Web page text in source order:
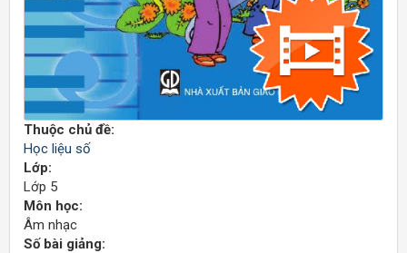
Thuộc chủ đề:
Học liệu số
Lớp:
Lớp 5
Môn học:
Âm nhạc
Số bài giảng: